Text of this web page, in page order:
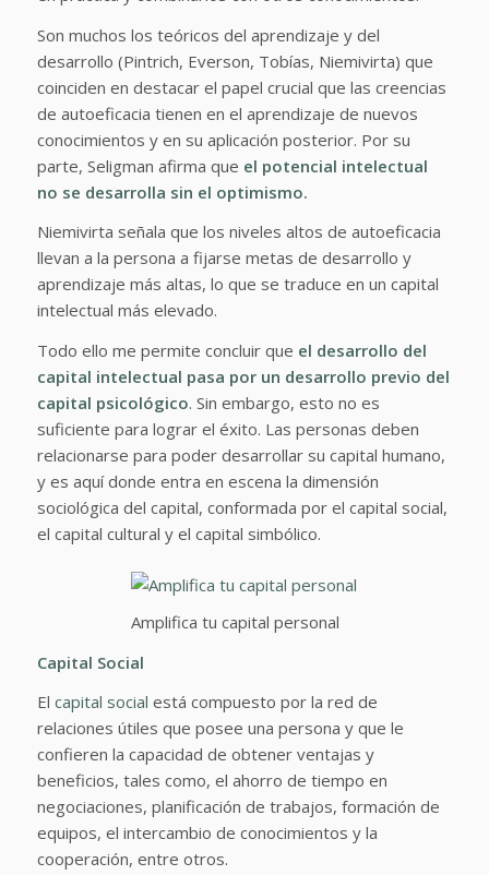
Son muchos los teóricos del aprendizaje y del
desarrollo (Pintrich, Everson, Tobías, Niemivirta) que
coinciden en destacar el papel crucial que las creencias
de autoeficacia tienen en el aprendizaje de nuevos
conocimientos y en su aplicación posterior. Por su
parte, Seligman afirma que el potencial intelectual
no se desarrolla sin el optimismo.
Niemivirta señala que los niveles altos de autoeficacia
llevan a la persona a fijarse metas de desarrollo y
aprendizaje más altas, lo que se traduce en un capital
intelectual más elevado.
Todo ello me permite concluir que el desarrollo del
capital intelectual pasa por un desarrollo previo del
capital psicológico. Sin embargo, esto no es
suficiente para lograr el éxito. Las personas deben
relacionarse para poder desarrollar su capital humano,
y es aquí donde entra en escena la dimensión
sociológica del capital, conformada por el capital social,
el capital cultural y el capital simbólico.
Amplifica tu capital personal
Capital Social
El capital social está compuesto por la red de
relaciones útiles que posee una persona y que le
confieren la capacidad de obtener ventajas y
beneficios, tales como, el ahorro de tiempo en
negociaciones, planificación de trabajos, formación de
equipos, el intercambio de conocimientos y la
cooperación, entre otros.